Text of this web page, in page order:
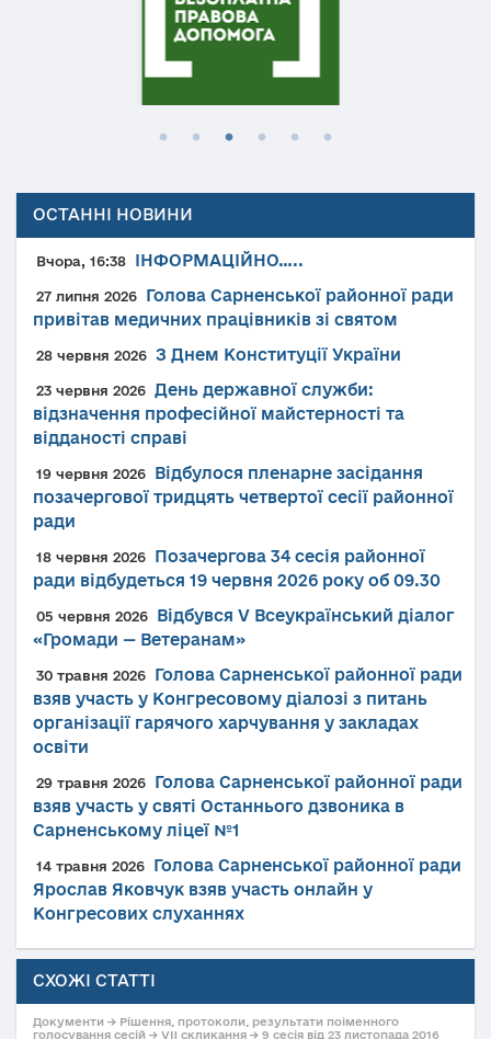
ОСТАННІ НОВИНИ
Вчора, 16:38 ІНФОРМАЦІЙНО…..
27 липня 2026
Голова Сарненської районної ради
привітав медичних працівників зі святом
28 червня 2026 З Днем Конституції України
23 червня 2026 День державної служби:
відзначення професійної майстерності та
відданості справі
19 червня 2026
Відбулося пленарне засідання
позачергової тридцять четвертої сесії районної
ради
18 червня 2026
Позачергова 34 сесія районної
ради відбудеться 19 червня 2026 року об 09.30
05 червня 2026
Відбувся V Всеукраїнський діалог
«Громади — Ветеранам»
30 травня 2026
Голова Сарненської районної ради
взяв участь у Конгресовому діалозі з питань
організації гарячого харчування у закладах
освіти
29 травня 2026
Голова Сарненської районної ради
взяв участь у святі Останнього дзвоника в
Сарненському ліцеї №1
14 травня 2026
Голова Сарненської районної ради
Ярослав Яковчук взяв участь онлайн у
Конгресових слуханнях
СХОЖІ СТАТТІ
Документи → Рішення, протоколи, результати поіменного
голосування сесій → VII скликання → 9 сесія від 23 листопада 2016